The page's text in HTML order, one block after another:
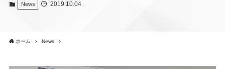
News 2019.10.04
ホーム News